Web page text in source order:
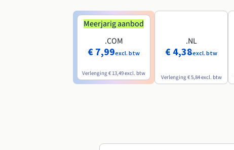
Meerjarig aanbod
.COM
€ 7,99excl. btw
Verlenging € 13,49excl. btw
.NL
€ 4,38excl. btw
Verlenging € 5,84excl. btw